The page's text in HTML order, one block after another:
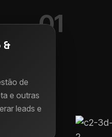
01
de
e outras
leads e